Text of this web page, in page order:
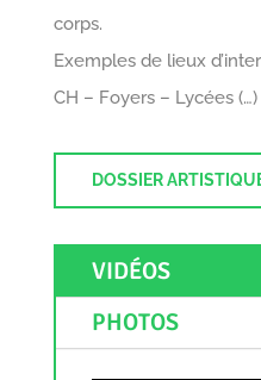
corps.
Exemples de lieux
CH – Foyers – Lycées (…)
DOSSIER
VIDÉOS
PHOTOS